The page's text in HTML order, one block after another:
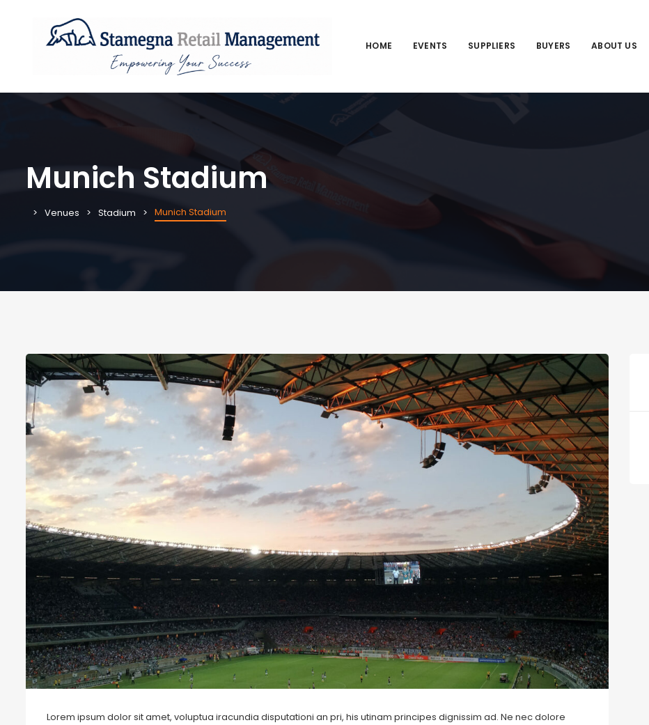
HOME EVENTS SUPPLIERS BUYERS ABOUT US
Munich Stadium
Venues Stadium Munich Stadium
Lorem ipsum dolor sit amet, voluptua iracundia disputationi an pri, his utinam principes dignissim ad. Ne nec dolore